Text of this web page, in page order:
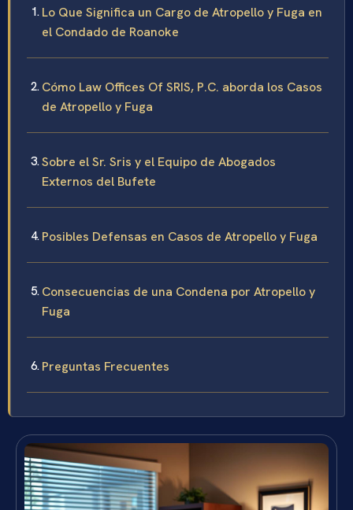
Lo Que Significa un Cargo de Atropello y Fuga en
el Condado de Roanoke
Cómo Law Offices Of SRIS, P.C. aborda los Casos
de Atropello y Fuga
Sobre el Sr. Sris y el Equipo de Abogados
Externos del Bufete
Posibles Defensas en Casos de Atropello y Fuga
Consecuencias de una Condena por Atropello y
Fuga
Preguntas Frecuentes